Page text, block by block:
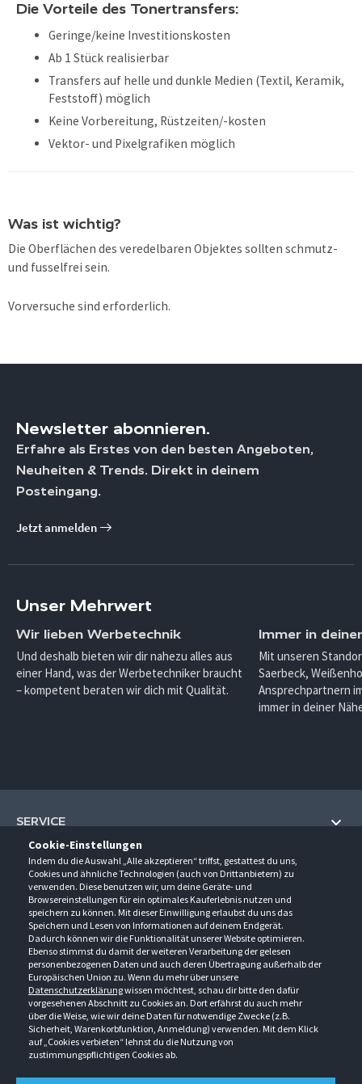
Cookie-Einstellungen
Indem du die Auswahl „Alle akzeptieren“ triffst, gestattest du uns,
Cookies und ähnliche Technologien (auch von Drittanbietern) zu
verwenden. Diese benutzen wir, um deine Geräte- und
Browsereinstellungen für ein optimales Kauferlebnis nutzen und
speichern zu können. Mit dieser Einwilligung erlaubst du uns das
Speichern und Lesen von Informationen auf deinem Endgerät.
Dadurch können wir die Funktionalität unserer Website optimieren.
Ebenso stimmst du damit der weiteren Verarbeitung der gelesen
personenbezogenen Daten und auch deren Übertragung außerhalb der
Europäischen Union zu. Wenn du mehr über unsere
Datenschutzerklärungwissen möchtest, schau dir bitte den dafür
vorgesehenen Abschnitt zu Cookies an. Dort erfährst du auch mehr
über die Weise, wie wir deine Daten für notwendige Zwecke (z.B.
Sicherheit, Warenkorbfunktion, Anmeldung) verwenden. Mit dem Klick
auf „Cookies verbieten“ lehnst du die Nutzung von
zustimmungspflichtigen Cookies ab.
Die Vorteile des Tonertransfers:
Geringe/keine Investitionskosten
Ab 1 Stück realisierbar
Transfers auf helle und dunkle Medien (Textil, Keramik,
Feststoff) möglich
Keine Vorbereitung, Rüstzeiten/-kosten
Vektor- und Pixelgrafiken möglich
Was ist wichtig?
Die Oberflächen des veredelbaren Objektes sollten schmutz-
und fusselfrei sein.
Vorversuche sind erforderlich.
Newsletter abonnieren.
Erfahre als Erstes von den besten Angeboten,
Neuheiten & Trends. Direkt in deinem
Posteingang.
Jetzt anmelden
Unser Mehrwert
Wir lieben Werbetechnik
Und deshalb bieten wir dir nahezu alles aus
einer Hand, was der Werbetechniker braucht
– kompetent beraten wir dich mit Qualität.
Immer in
Mit unseren
Saerbeck,
Ansprechpartnern
immer in deiner
SERVICE
Hilfe und Information
Fragen und Antworten (FAQ)
Kontakt
Newsletter
Events
Downloads
Kataloge
UNTERNEHMEN
Über uns
Anfahrt
Ansprechpartner
Außendienstbesuch
Jobs & Ausbildung
Retouren/Reklamationen
KONTAKT
Gröner-Schulze GmbH
Sarirstraße 5
12529 Schönefeld
Berlin-Schönefeld: +49 30 68 29 54-0
Saerbeck: +49 2574 88750-0
Weißenhorn: +49 731 3982-0
info@groener-schulze.com
ÖFFNUNGSZEITEN
Montag - Donnerstag
9:00 - 17:00
Freitag
9:00 - 15:00
FOLGE UNS
AGB Datenschutzbestimmungen Impressum